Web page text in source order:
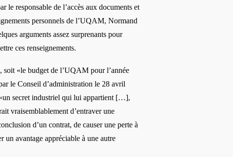
le responsable de l’accès aux documents et
personnels de l’UQAM, Normand
arguments assez surprenants pour
ces renseignements.
soit «le budget de l’UQAM pour l’année
le Conseil d’administration le 28 avril
secret industriel qui lui appartient […],
vraisemblablement d’entraver une
d’un contrat, de causer une perte à
un avantage appréciable à une autre